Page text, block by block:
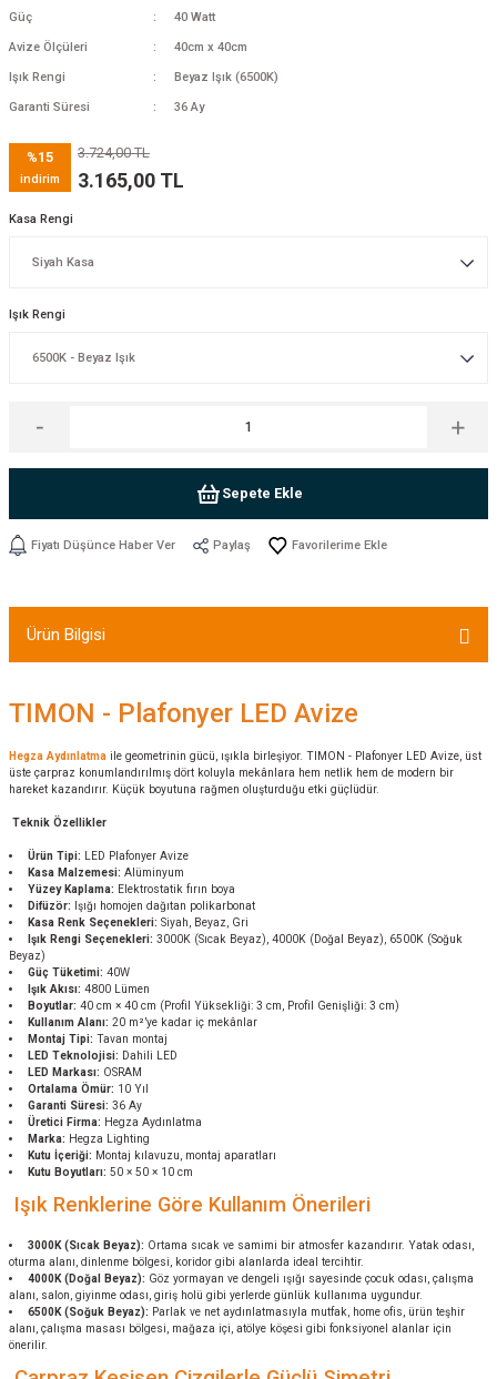
Güç 40 Watt
Avize Ölçüleri 40cm x 40cm
Işık Rengi Beyaz Işık (6500K)
Garanti Süresi 36 Ay
%15
indirim
3.724,00 TL
3.165,00 TL
Kasa Rengi
Işık Rengi
Sepete Ekle
Fiyatı Düşünce Haber Ver Paylaş
Ürün Bilgisi
TIMON - Plafonyer LED Avize
Hegza Aydınlatma ile geometrinin gücü, ışıkla birleşiyor. TIMON - Plafonyer LED Avize, üst
üste çarpraz konumlandırılmış dört koluyla mekânlara hem netlik hem de modern bir
hareket kazandırır. Küçük boyutuna rağmen oluşturduğu etki güçlüdür.
Teknik Özellikler
Ürün Tipi:
LED Plafonyer Avize
Kasa Malzemesi: Alüminyum
Yüzey Kaplama: Elektrostatik fırın boya
Difüzör:
Işığı homojen dağıtan polikarbonat
Kasa Renk Seçenekleri: Siyah, Beyaz, Gri
Işık Rengi Seçenekleri: 3000K (Sıcak Beyaz), 4000K (Doğal Beyaz), 6500K (Soğuk
Beyaz)
Güç Tüketimi: 40W
Işık Akısı: 4800 Lümen
Boyutlar: 40 cm × 40 cm (Profil Yüksekliği: 3 cm, Profil Genişliği: 3 cm)
Kullanım Alanı: 20 m²’ye kadar iç mekânlar
Montaj Tipi: Tavan montaj
LED Teknolojisi: Dahili LED
LED Markası: OSRAM
Ortalama Ömür: 10 Yıl
Garanti Süresi: 36 Ay
Üretici Firma: Hegza Aydınlatma
Marka: Hegza Lighting
Kutu İçeriği: Montaj kılavuzu, montaj aparatları
Kutu Boyutları: 50 × 50 × 10 cm
Işık Renklerine Göre Kullanım Önerileri
3000K (Sıcak Beyaz): Ortama sıcak ve samimi bir atmosfer kazandırır. Yatak odası,
oturma alanı, dinlenme bölgesi, koridor gibi alanlarda ideal tercihtir.
4000K (Doğal Beyaz): Göz yormayan ve dengeli ışığı sayesinde çocuk odası, çalışma
alanı, salon, giyinme odası, giriş holü gibi yerlerde günlük kullanıma uygundur.
6500K (Soğuk Beyaz): Parlak ve net aydınlatmasıyla mutfak, home ofis, ürün teşhir
alanı, çalışma masası bölgesi, mağaza içi, atölye köşesi gibi fonksiyonel alanlar için
önerilir.